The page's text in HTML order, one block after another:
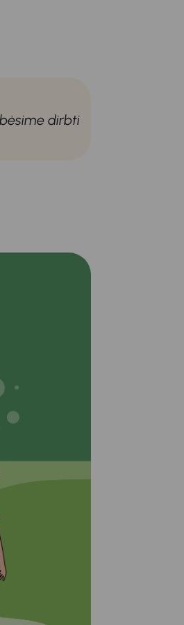
dirbti